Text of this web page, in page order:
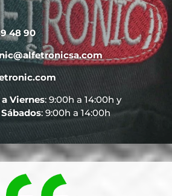
48 90
Viernes: 9:00h a 14:00h y
Sábados: 9:00h a 14:00h